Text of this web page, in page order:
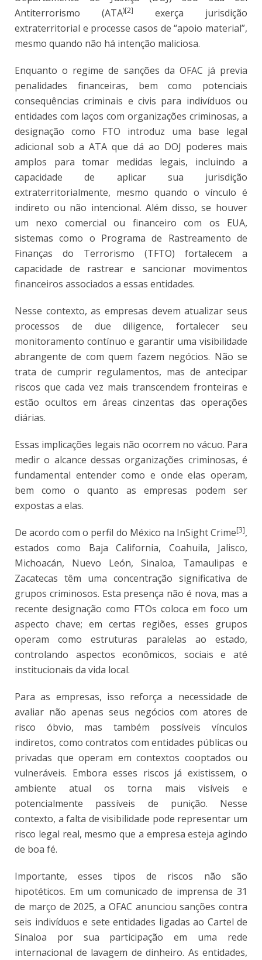
Antiterrorismo (ATA)[2]
exerça jurisdição
extraterritorial e processe casos de “apoio material”,
mesmo quando não há intenção maliciosa.
Enquanto o regime de sanções da OFAC já previa
penalidades financeiras, bem como potenciais
consequências criminais e civis para indivíduos ou
entidades com laços com organizações criminosas, a
designação como FTO introduz uma base legal
adicional sob a ATA que dá ao DOJ poderes mais
amplos para tomar medidas legais, incluindo a
capacidade de aplicar sua jurisdição
extraterritorialmente, mesmo quando o vínculo é
indireto ou não intencional. Além disso, se houver
um nexo comercial ou financeiro com os EUA,
sistemas como o Programa de Rastreamento de
Finanças do Terrorismo (TFTO) fortalecem a
capacidade de rastrear e sancionar movimentos
financeiros associados a essas entidades.
Nesse contexto, as empresas devem atualizar seus
processos de due diligence, fortalecer seu
monitoramento contínuo e garantir uma visibilidade
abrangente de com quem fazem negócios. Não se
trata de cumprir regulamentos, mas de antecipar
riscos que cada vez mais transcendem fronteiras e
estão ocultos em áreas cinzentas das operações
diárias.
Essas implicações legais não ocorrem no vácuo. Para
medir o alcance dessas organizações criminosas, é
fundamental entender como e onde elas operam,
bem como o quanto as empresas podem ser
expostas a elas.
De acordo com o perfil do México na InSight Crime[3],
estados como Baja California, Coahuila, Jalisco,
Michoacán, Nuevo León, Sinaloa, Tamaulipas e
Zacatecas têm uma concentração significativa de
grupos criminosos. Esta presença não é nova, mas a
recente designação como FTOs coloca em foco um
aspecto chave; em certas regiões, esses grupos
operam como estruturas paralelas ao estado,
controlando aspectos econômicos, sociais e até
institucionais da vida local.
Para as empresas, isso reforça a necessidade de
avaliar não apenas seus negócios com atores de
risco óbvio, mas também possíveis vínculos
indiretos, como contratos com entidades públicas ou
privadas que operam em contextos cooptados ou
vulneráveis. Embora esses riscos já existissem, o
ambiente atual os torna mais visíveis e
potencialmente passíveis de punição. Nesse
contexto, a falta de visibilidade pode representar um
risco legal real, mesmo que a empresa esteja agindo
de boa fé.
Importante, esses tipos de riscos não são
hipotéticos. Em um comunicado de imprensa de 31
de março de 2025, a OFAC anunciou sanções contra
seis indivíduos e sete entidades ligadas ao Cartel de
Sinaloa por sua participação em uma rede
internacional de lavagem de dinheiro. As entidades,